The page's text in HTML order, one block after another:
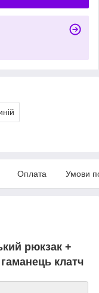
Оплата Умови
рюкзак +
клатч